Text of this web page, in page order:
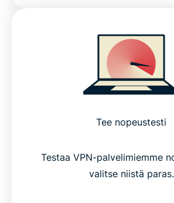
Tee nopeustesti
Testaa VPN-palvelimiemme
valitse niistä paras.